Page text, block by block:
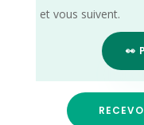
et vous suivent.
👀